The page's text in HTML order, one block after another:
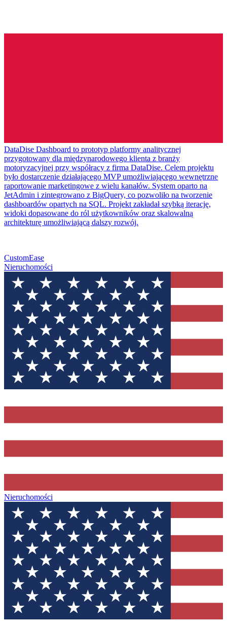
DataDise Dashboard to prototyp platformy analitycznej
przygotowany dla międzynarodowego klienta z branży
motoryzacyjnej przy współracy z firma DataDise. Celem projektu
było dostarczenie działającego MVP umożliwiającego wewnętrzne
raportowanie marketingowe z wielu kanałów. System oparto na
JetAdmin i zintegrowano z BigQuery, co pozwoliło na tworzenie
dashboardów opartych na SQL. Projekt zakładał szybką iterację,
widoki dopasowane do ról użytkowników oraz skalowalną
architekturę umożliwiającą dalszy rozwój.
CustomEase
Nieruchomości
Nieruchomości